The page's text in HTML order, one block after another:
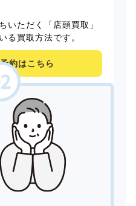
いただく「店頭買取」
る買取方法です。
約はこちら